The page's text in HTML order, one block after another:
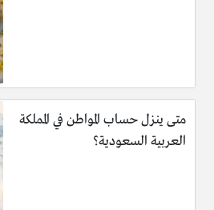
متى ينزل حساب المواطن في المملكة
العربية السعودية؟